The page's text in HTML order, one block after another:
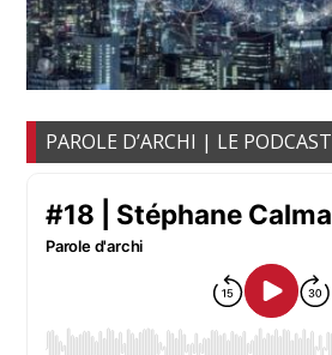
PAROLE D’ARCHI | LE PODCAST